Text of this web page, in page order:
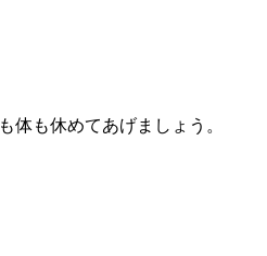
も休めてあげましょう。